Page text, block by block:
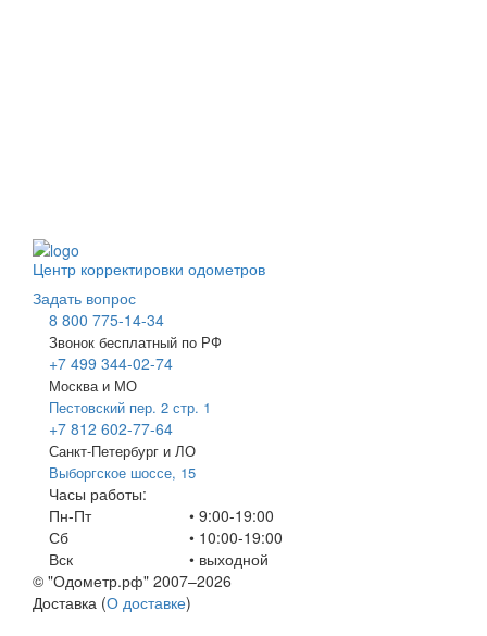
Центр корректировки одометров
Задать вопрос
8 800 775-14-34
Звонок бесплатный по РФ
+7 499 344-02-74
Москва и МО
Пестовский пер. 2 стр. 1
+7 812 602-77-64
Санкт-Петербург и ЛО
Выборгское шоссе, 15
Часы работы:
Пн-Пт
Сб
Вск
• 9:00-19:00
• 10:00-19:00
• выходной
© "Одометр.рф" 2007–2026
Доставка (О доставке)